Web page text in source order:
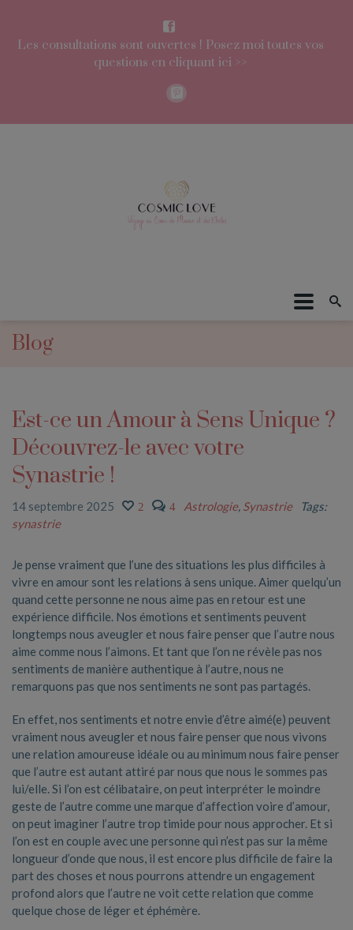
Les consultations sont ouvertes ! Posez moi toutes vos
questions en cliquant ici >>
Blog
Est-ce un Amour à Sens Unique ?
Découvrez-le avec votre
Synastrie !
14 septembre 2025 2 4 Astrologie, Synastrie
Tags:
synastrie
Je pense vraiment que l’une des situations les plus difficiles à
vivre en amour sont les relations à sens unique. Aimer quelqu’un
quand cette personne ne nous aime pas en retour est une
expérience difficile. Nos émotions et sentiments peuvent
longtemps nous aveugler et nous faire penser que l’autre nous
aime comme nous l’aimons. Et tant que l’on ne révèle pas nos
sentiments de manière authentique à l’autre, nous ne
remarquons pas que nos sentiments ne sont pas partagés.
En effet, nos sentiments et notre envie d’être aimé(e) peuvent
vraiment nous aveugler et nous faire penser que nous vivons
une relation amoureuse idéale ou au minimum nous faire penser
que l’autre est autant attiré par nous que nous le sommes pas
lui/elle. Si l’on est célibataire, on peut interpréter le moindre
geste de l’autre comme une marque d’affection voire d’amour,
on peut imaginer l’autre trop timide pour nous approcher. Et si
l’on est en couple avec une personne qui n’est pas sur la même
longueur d’onde que nous, il est encore plus difficile de faire la
part des choses et nous pourrons attendre un engagement
profond alors que l’autre ne voit cette relation que comme
quelque chose de léger et éphémère.